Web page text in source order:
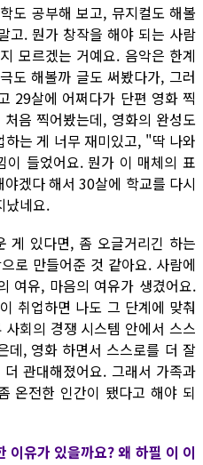
도 공부해 보고, 뮤지컬도 해볼
고. 뭔가 창작을 해야 되는 사람
모르겠는 거예요. 음악은 한계
도 해볼까 글도 써봤다가, 그러
29살에 어쩌다가 단편 영화 찍
음 찍어봤는데, 영화의 완성도
는 게 너무 재미있고, "딱 나와
들었어요. 뭔가 이 매체의 표
겠다 해서 30살에 학교를 다시
났네요.
게 있다면, 좀 오글거리긴 하는
로 만들어준 것 같아요. 사람에
여유, 마음의 여유가 생겼어요.
취업하면 나도 그 단계에 맞춰
회의 경쟁 시스템 안에서 스스
데, 영화 하면서 스스로를 더 잘
관대해졌어요. 그래서 가족과
온전한 인간이 됐다고 해야 되
유가 있을까요? 왜 하필 이 이